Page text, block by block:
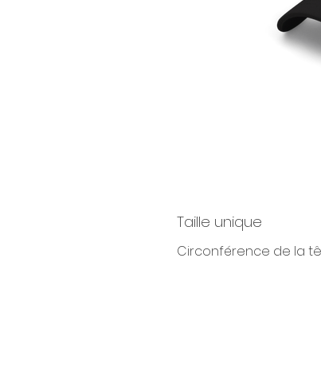
Taille unique
Circonférence de la